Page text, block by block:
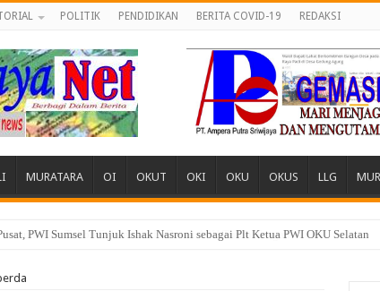
POLITIK PENDIDIKAN BERITA COVID-19 REDAKSI
MURATARA OI OKUT OKI OKU OKUS LLG
dan Tokoh Sukamerindu Desak APH Turun Tangan